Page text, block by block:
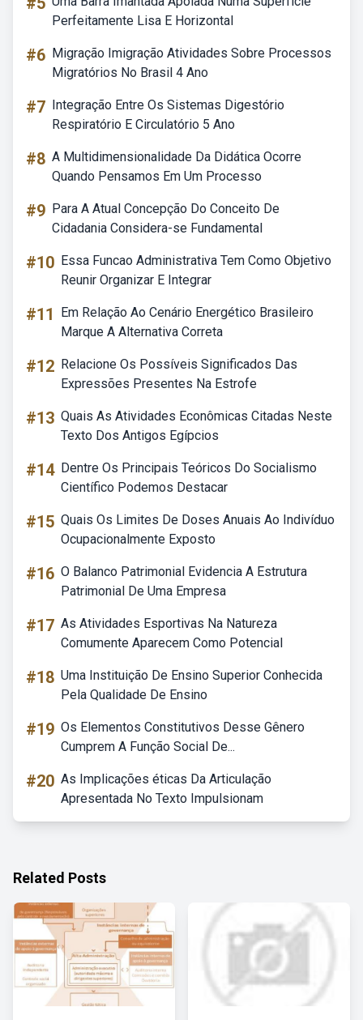
Perfeitamente Lisa E Horizontal
#6 Migração Imigração Atividades Sobre Processos
Migratórios No Brasil 4 Ano
#7 Integração Entre Os Sistemas Digestório
Respiratório E Circulatório 5 Ano
#8 A Multidimensionalidade Da Didática Ocorre
Quando Pensamos Em Um Processo
#9 Para A Atual Concepção Do Conceito De
Cidadania Considera-se Fundamental
#10 Essa Funcao Administrativa Tem Como Objetivo
Reunir Organizar E Integrar
#11
Em Relação Ao Cenário Energético Brasileiro
Marque A Alternativa Correta
#12 Relacione Os Possíveis Significados Das
Expressões Presentes Na Estrofe
#13 Quais As Atividades Econômicas Citadas Neste
Texto Dos Antigos Egípcios
#14 Dentre Os Principais Teóricos Do Socialismo
Científico Podemos Destacar
#15 Quais Os Limites De Doses Anuais Ao Indivíduo
Ocupacionalmente Exposto
#16 O Balanco Patrimonial Evidencia A Estrutura
Patrimonial De Uma Empresa
#17 As Atividades Esportivas Na Natureza
Comumente Aparecem Como Potencial
#18 Uma Instituição De Ensino Superior Conhecida
Pela Qualidade De Ensino
#19 Os Elementos Constitutivos Desse Gênero
Cumprem A Função Social De...
#20 As Implicações éticas Da Articulação
Apresentada No Texto Impulsionam
Related Posts